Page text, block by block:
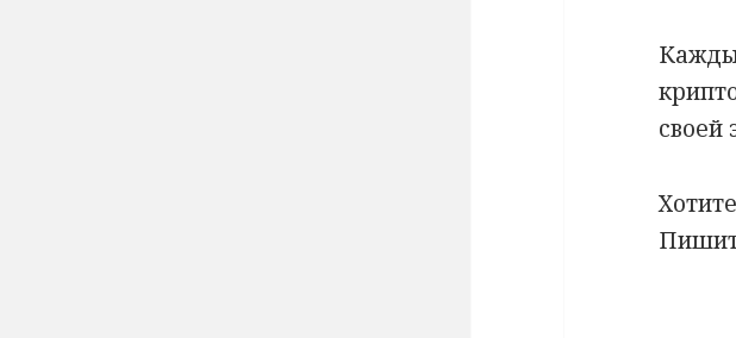
своей